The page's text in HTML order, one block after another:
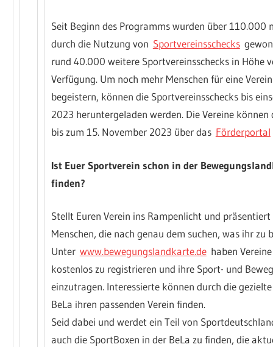
Seit Beginn des Programms wurden über 110.000
durch die Nutzung von Sportvereinsschecks
rund 40.000 weitere Sportvereinsschecks in Höhe
Verfügung. Um noch mehr Menschen für eine
begeistern, können die Sportvereinsschecks bis
2023 heruntergeladen werden. Die Vereine können
bis zum 15. November 2023 über das Förderportal
Ist Euer Sportverein schon in der
finden?
Stellt Euren Verein ins Rampenlicht und
Menschen, die nach genau dem suchen, was ihr zu
Unter www.bewegungslandkarte.dehaben
kostenlos zu registrieren und ihre Sport- und
einzutragen. Interessierte können durch die
BeLa ihren passenden Verein finden.
Seid dabei und werdet ein Teil von
auch die SportBoxen in der BeLa zu finden, die